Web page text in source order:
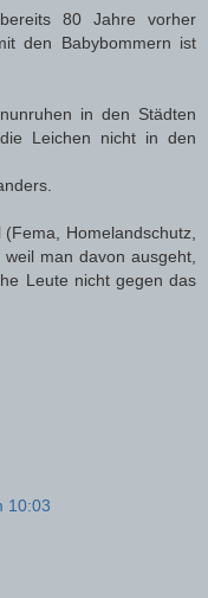
80 Jahre vorher
den Babybommern ist
in den Städten
Leichen nicht in den
Homelandschutz,
man davon ausgeht,
Leute nicht gegen das
10:03